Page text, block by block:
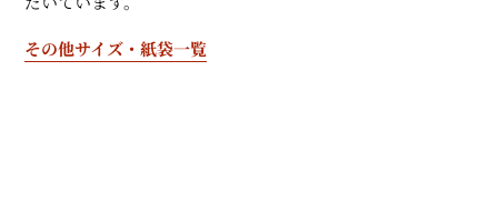
追
加
その他サイズ・紙袋一覧